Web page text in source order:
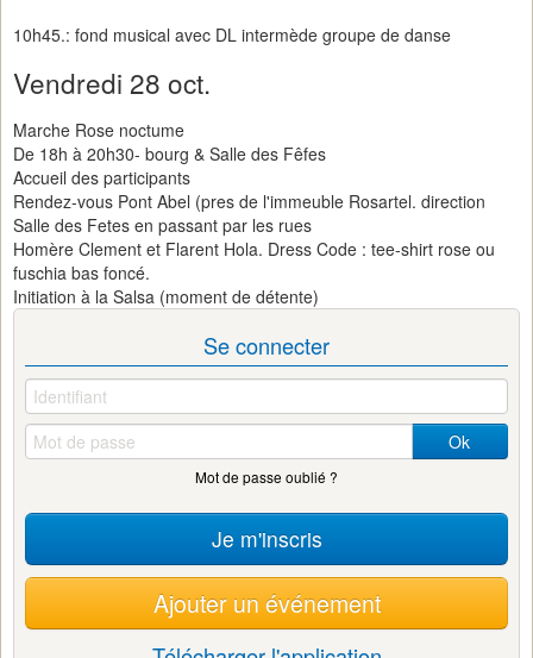
10h45.: fond musical avec DL intermède groupe de danse
Vendredi 28 oct.
Marche Rose noctume
De 18h à 20h30- bourg & Salle des Fêfes
Accueil des participants
Rendez-vous Pont Abel (pres de l'immeuble Rosartel. direction
Salle des Fetes en passant par les rues
Homère Clement et Flarent Hola. Dress Code : tee-shirt rose ou
fuschia bas foncé.
Initiation à la Salsa (moment de détente)
Se connecter
Ok
Mot de passe oublié ?
Je m'inscris
Ajouter un événement